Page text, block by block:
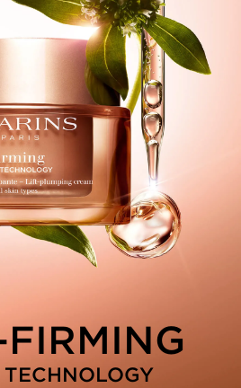
107 wanita
Bidang Tumbuh-
memiliki teknologi eksklusif
cadangan kolagen kulit
meningkat sebesar 53%*
kulit, mengukur jumlah
dan terstruktur dengan baik.
merupakan protein utama yang
menjaga kekencangan dan
cadangan kolagen mulai
tahun.Dengan lebih dari 45 tahun
dalam bidang pengencangan
penurunan kolagen yang
mengembalikan
kulit.